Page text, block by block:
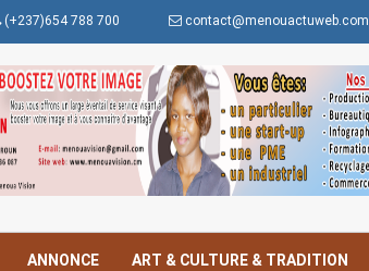
(+237)654 788 700 contact@menouactuweb.com
ANNONCE ART & CULTURE & TRADITION